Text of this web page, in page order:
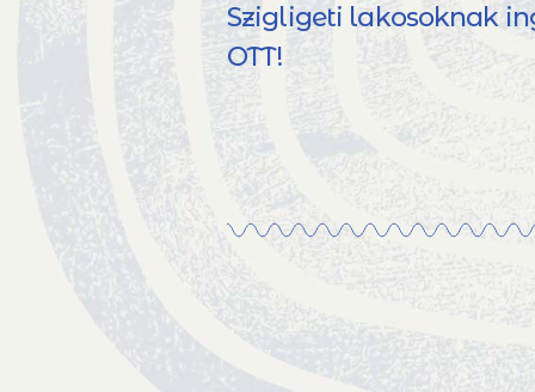
Szigligeti lakosoknak
OTT!